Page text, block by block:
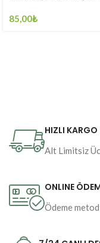
85,00₺
HIZLI KARGO
Alt Limitsiz
ONLINE
Ödeme